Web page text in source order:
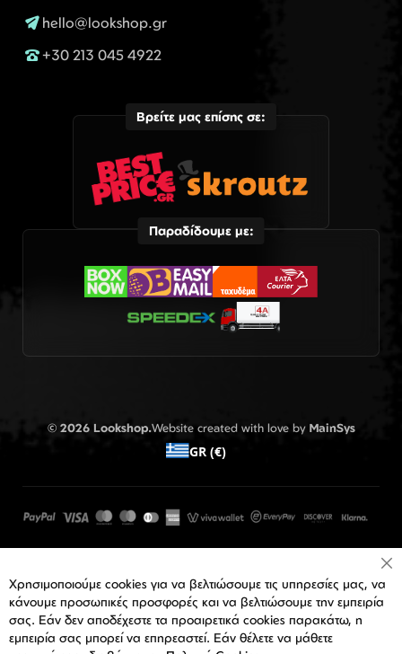
hello@lookshop.gr
+30 213 045 4922
Βρείτε μας επίσης σε:
Παραδίδουμε με:
© 2026 Lookshop.Website created with love by MainSys
GR (€)
Χρησιμοποιούμε cookies για να βελτιώσουμε τις υπηρεσίες μας, να
κάνουμε προσωπικές προσφορές και να βελτιώσουμε την εμπειρία
σας. Εάν δεν αποδέχεστε τα προαιρετικά cookies παρακάτω, η
εμπειρία σας μπορεί να επηρεαστεί. Εάν θέλετε να μάθετε